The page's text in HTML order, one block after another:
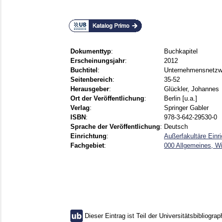
Dokumenttyp:
Buchkapitel
Erscheinungsjahr:
2012
Buchtitel :
Seitenbereich:
35-52
Herausgeber:
Glückler, Johannes
Ort der Veröffentlichung:
Berlin [u.a.]
Verlag:
Springer Gabler
ISBN :
978-3-642-29530-0
Sprache der Veröffentlichung: Deutsch
Einrichtung:
Außerfakultäre
Fachgebiet: 000 Allgemeines,
Dieser Eintrag ist Teil der